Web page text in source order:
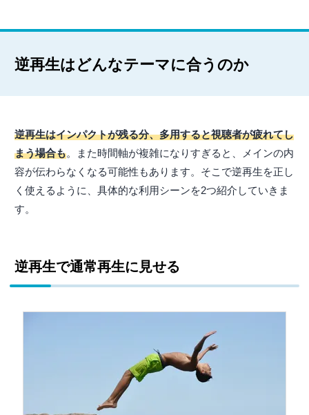
逆再生はどんなテーマに合うのか
逆再生はインパクトが残る分、多用すると視聴者が疲れてし
まう場合も。また時間軸が複雑になりすぎると、メインの内
容が伝わらなくなる可能性もあります。そこで逆再生を正し
く使えるように、具体的な利用シーンを2つ紹介していきま
す。
逆再生で通常再生に見せる